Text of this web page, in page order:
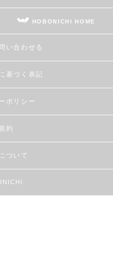
HOBONICHI HOME
い合わせる
基づく表記
ポリシー
約
ついて